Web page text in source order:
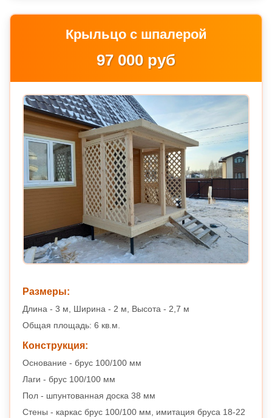
Крыльцо с шпалерой
97 000 руб
Размеры:
Длина - 3 м, Ширина - 2 м, Высота - 2,7 м
Общая площадь: 6 кв.м.
Конструкция:
Основание - брус 100/100 мм
Лаги - брус 100/100 мм
Пол - шпунтованная доска 38 мм
Стены - каркас брус 100/100 мм, имитация бруса 18-22